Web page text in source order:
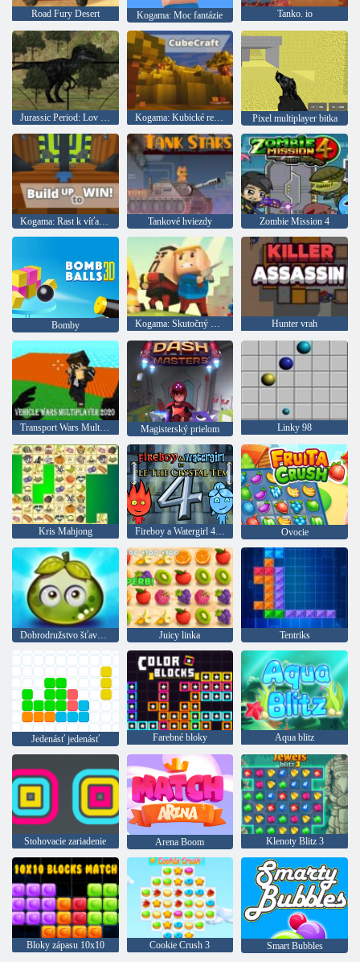
Road Fury Desert Kogama: Moc fantázie Tanko. io
Jurassic Period: Lov dinosaurov Kogama: Kubické remeslo Pixel multiplayer bitka
Kogama: Rast k víťazstvu Tankové hviezdy Zombie Mission 4
Bomby Kogama: Skutočný PVP Hunter vrah
Transport Wars Multiplayer 2020 Magisterský prielom Linky 98
Kris Mahjong Fireboy a Watergirl 4: Crystal Temple Ovocie
Dobrodružstvo šťavnatých bobúľ Juicy linka Tentriks
Jedenásť jedenásť Farebné bloky Aqua blitz
Stohovacie zariadenie Arena Boom Klenoty Blitz 3
Bloky zápasu 10x10 Cookie Crush 3
Smart Bubbles